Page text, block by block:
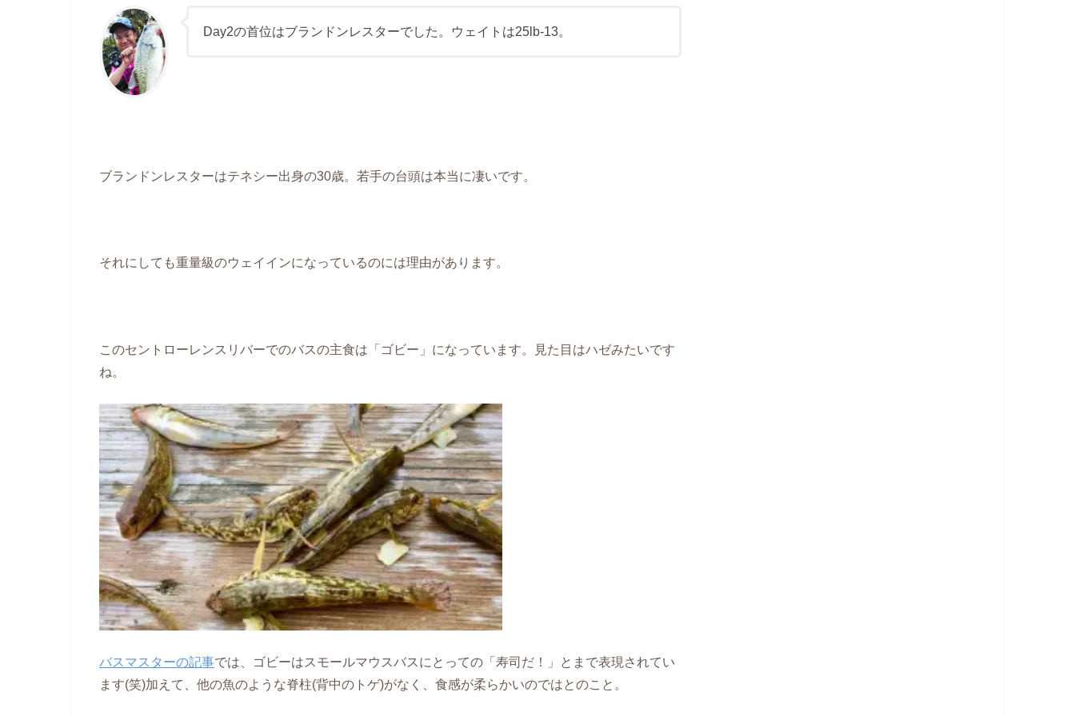
Day2の首位はブランドンレスターでした。ウェイトは25lb-13。
ブランドンレスターはテネシー出身の30歳。若手の台頭は本当に凄いです。
それにしても重量級のウェイインになっているのには理由があります。
このセントローレンスリバーでのバスの主食は「ゴビー」になっています。見た目はハゼみたいです
ね。
バスマスターの記事では、ゴビーはスモールマウスバスにとっての「寿司だ！」とまで表現されてい
ます(笑)加えて、他の魚のような脊柱(背中のトゲ)がなく、食感が柔らかいのではとのこと。